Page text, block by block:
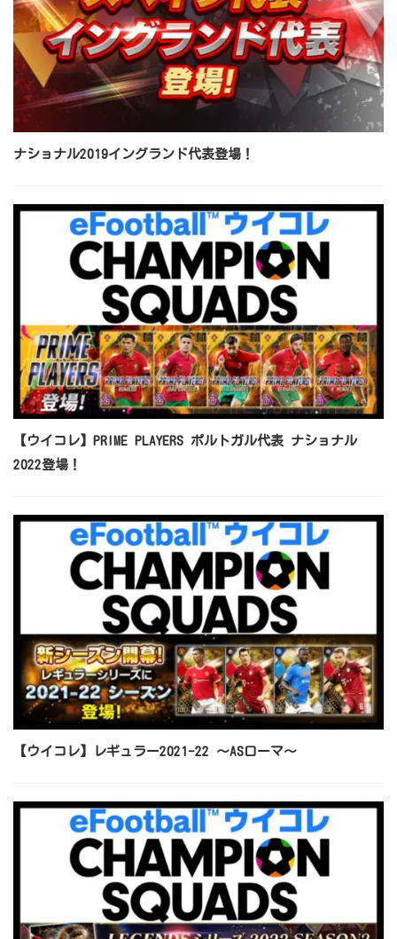
ナショナル2019イングランド代表登場！
【ウイコレ】PRIME PLAYERS ポルトガル代表 ナショナル
2022登場！
【ウイコレ】レギュラー2021-22 ～ASローマ～